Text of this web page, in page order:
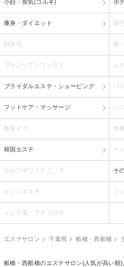
小顔・骨気(コルギ) ボ
痩身・ダイエット 脱
顔脱毛 眉
ブラジリアンワックス レ
ブライダルエステ・シェービング バ
フットケア・マッサージ ハ
角質ケア 骨
韓国エステ イ
セルフホワイトニング そ
メンズエステ メ
メンズ眉・アイブロウ
エステサロン 千葉県 船橋・西船橋
船橋・西船橋のエステサロン(人気が高い順